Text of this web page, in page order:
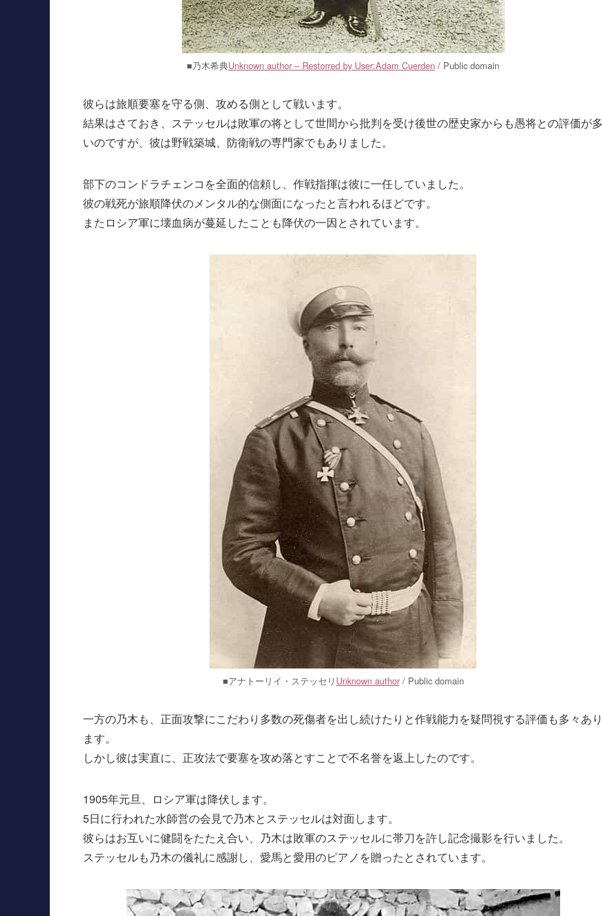
■乃木希典Unknown author – Restorred by User:Adam Cuerden / Public domain
彼らは旅順要塞を守る側、攻める側として戦います。
結果はさておき、ステッセルは敗軍の将として世間から批判を受け後世の歴史家からも愚将との評価が多
いのですが、彼は野戦築城、防衛戦の専門家でもありました。
部下のコンドラチェンコを全面的信頼し、作戦指揮は彼に一任していました。
彼の戦死が旅順降伏のメンタル的な側面になったと言われるほどです。
またロシア軍に壊血病が蔓延したことも降伏の一因とされています。
■アナトーリイ・ステッセリ Unknown author/ Public domain
一方の乃木も、正面攻撃にこだわり多数の死傷者を出し続けたりと作戦能力を疑問視する評価も多々あり
ます。
しかし彼は実直に、正攻法で要塞を攻め落とすことで不名誉を返上したのです。
1905年元旦、ロシア軍は降伏します。
5日に行われた水師営の会見で乃木とステッセルは対面します。
彼らはお互いに健闘をたたえ合い、乃木は敗軍のステッセルに帯刀を許し記念撮影を行いました。
ステッセルも乃木の儀礼に感謝し、愛馬と愛用のピアノを贈ったとされています。